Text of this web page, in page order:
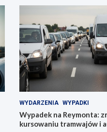
WYDARZENIA WYPADKI
Wypadek na Reymonta:
kursowaniu tramwajów i